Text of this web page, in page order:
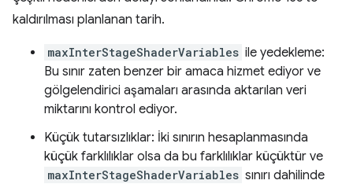
kaldırılması planlanan tarih.
maxInterStageShaderVariables ile yedekleme:
Bu sınır zaten benzer bir amaca hizmet ediyor ve
gölgelendirici aşamaları arasında aktarılan veri
miktarını kontrol ediyor.
Küçük tutarsızlıklar: İki sınırın hesaplanmasında
küçük farklılıklar olsa da bu farklılıklar küçüktür ve
maxInterStageShaderVariables sınırı dahilinde